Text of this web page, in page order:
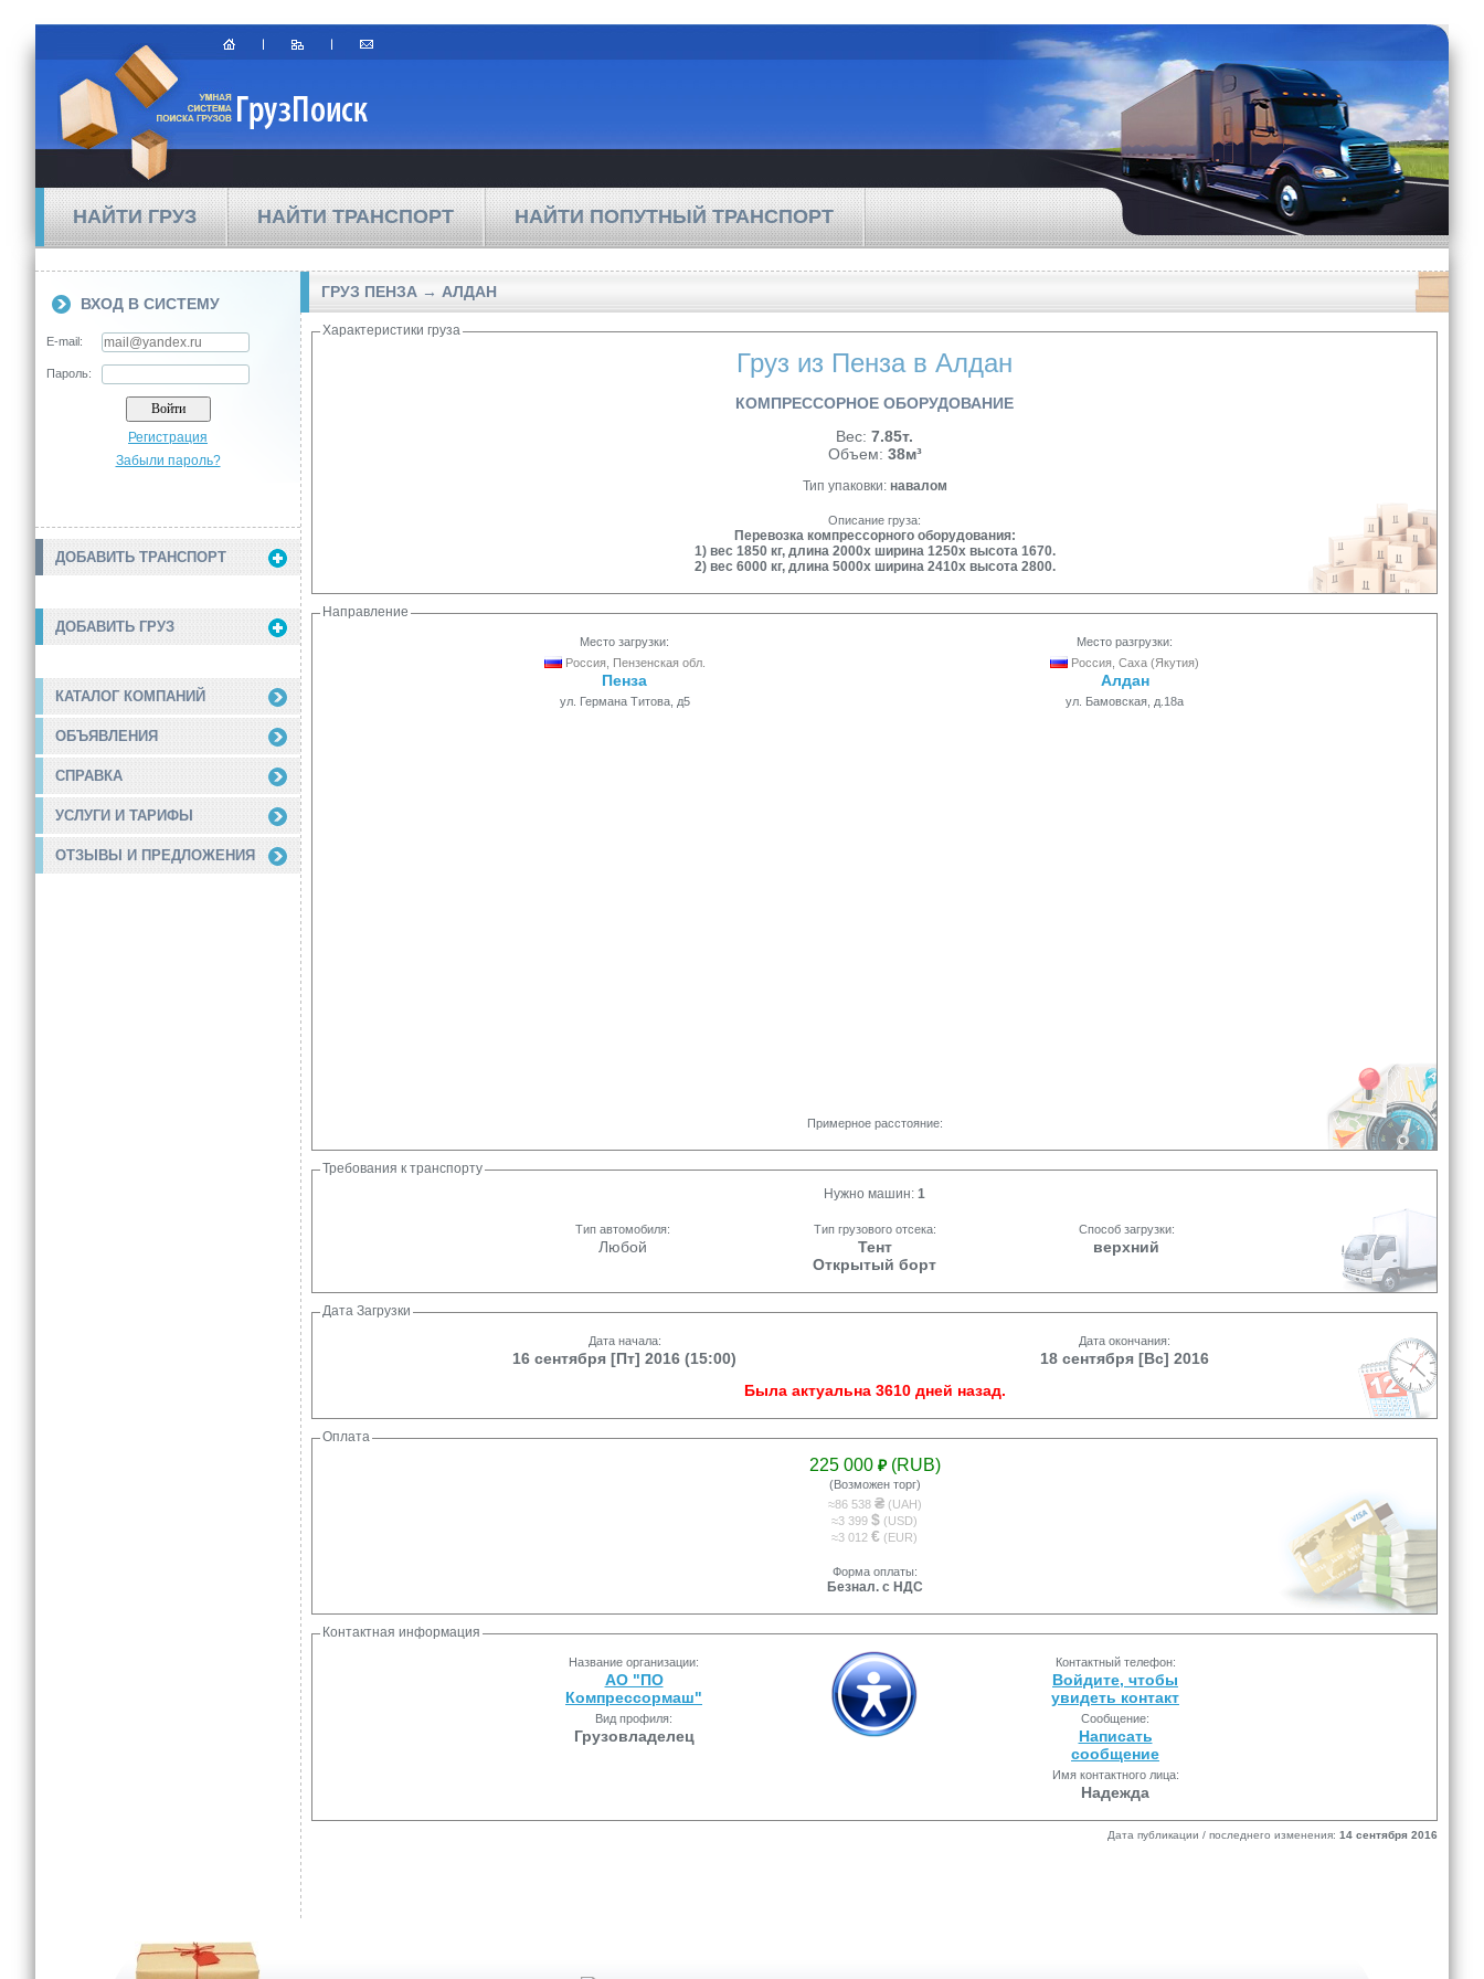
НАЙТИ ГРУЗ НАЙТИ ТРАНСПОРТ НАЙТИ ПОПУТНЫЙ ТРАНСПОРТ
ВХОД В СИСТЕМУ
E-mail:
Пароль:
Регистрация
Забыли пароль?
ДОБАВИТЬ ТРАНСПОРТ
ДОБАВИТЬ ГРУЗ
КАТАЛОГ КОМПАНИЙ
ОБЪЯВЛЕНИЯ
СПРАВКА
УСЛУГИ И ТАРИФЫ
ОТЗЫВЫ И ПРЕДЛОЖЕНИЯ
ГРУЗ ПЕНЗА → АЛДАН
Характеристики груза
Груз из Пенза в Алдан
КОМПРЕССОРНОЕ ОБОРУДОВАНИЕ
Вес: 7.85т.
Объем: 38м³
Тип упаковки: навалом
Описание груза:
Перевозка компрессорного оборудования:
1) вес 1850 кг, длина 2000х ширина 1250х высота 1670.
2) вес 6000 кг, длина 5000х ширина 2410х высота 2800.
Направление
Место загрузки:
Россия, Пензенская обл.
Пенза
ул. Германа Титова, д5
Место разгрузки:
Россия, Саха (Якутия)
Алдан
ул. Бамовская, д.18а
Примерное расстояние:
Требования к транспорту
Нужно машин: 1
Тип автомобиля:
Любой
Тип грузового отсека:
Тент
Открытый борт
Способ загрузки:
верхний
Дата Загрузки
Дата начала:
16 сентября [Пт] 2016 (15:00)
Дата окончания:
18 сентября [Вс] 2016
Была актуальна 3610 дней назад.
Оплата
225 000 ₽(RUB)
(Возможен торг)
≈86 538 ₴(UAH)
≈3 399 $ (USD)
≈3 012 € (EUR)
Форма оплаты:
Безнал. с НДС
Контактная информация
Название организации:
АО "ПО
Компрессормаш"
Вид профиля:
Грузовладелец
Контактный телефон:
Войдите, чтобы
увидеть контакт
Сообщение:
Написать
сообщение
Имя контактного лица:
Надежда
Дата публикации / последнего изменения: 14 сентября 2016